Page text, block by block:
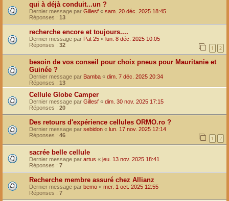
qui à déjà conduit...un ?
Dernier message par Gillesf « sam. 20 déc. 2025 18:45
Réponses : 13
recherche encore et toujours....
Dernier message par Pat 25 « lun. 8 déc. 2025 10:05
Réponses : 32 1 2
besoin de vos conseil pour choix pneus pour Mauritanie et
Guinée ?
Dernier message par Bamba « dim. 7 déc. 2025 20:34
Réponses : 13
Cellule Globe Camper
Dernier message par Gillesf « dim. 30 nov. 2025 17:15
Réponses : 20
Des retours d'expérience cellules ORMO.ro ?
Dernier message par sebidon « lun. 17 nov. 2025 12:14
Réponses : 46 1 2
sacrée belle cellule
Dernier message par artus « jeu. 13 nov. 2025 18:41
Réponses : 7
Recherche membre assuré chez Allianz
Dernier message par bemo « mer. 1 oct. 2025 12:55
Réponses : 7